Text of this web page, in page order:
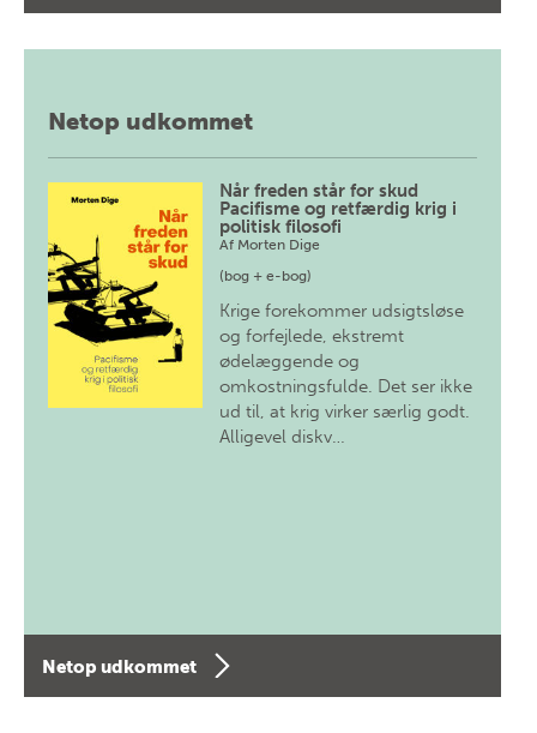
Netop udkommet
Når freden står for skud
Pacifisme og retfærdig krig i
politisk filosofi
Af Morten Dige
(bog + e-bog)
Krige forekommer udsigtsløse
og forfejlede, ekstremt
ødelæggende og
omkostningsfulde. Det ser ikke
ud til, at krig virker særlig godt.
Alligevel diskv…
Netop udkommet